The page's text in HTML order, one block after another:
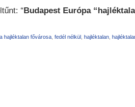
“Budapest Európa
hajléktalan fővárosa fedél nélkül hajléktalan